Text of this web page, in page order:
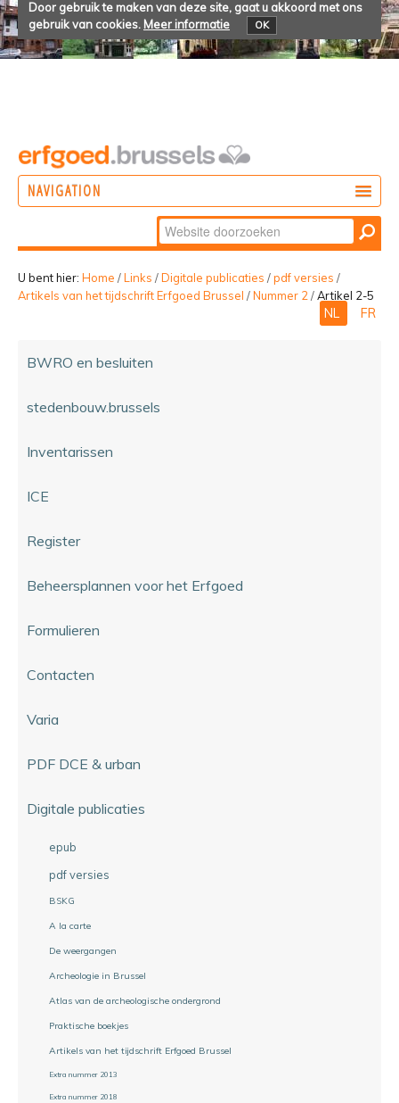
Door gebruik te maken van deze site, gaat u akkoord met ons
gebruik van cookies. Meer informatie OK
NAVIGATION
BELEVEN
Zoek
Geavanceerd
zoeken...
U bent hier: Home /Links /Digitale publicaties /pdf versies /
Artikels van het tijdschrift Erfgoed Brussel /Nummer 2 /Artikel 2-5
NL FR
BWRO en besluiten
stedenbouw.brussels
Inventarissen
ICE
Register
Beheersplannen voor het Erfgoed
Formulieren
Contacten
Varia
PDF DCE & urban
Digitale publicaties
epub
pdf versies
BSKG
A la carte
De weergangen
Archeologie in Brussel
Atlas van de archeologische ondergrond
Praktische boekjes
Artikels van het tijdschrift Erfgoed Brussel
Extra nummer 2013
Extra nummer 2018